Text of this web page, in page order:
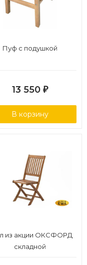
Пуф с подушкой
13 550 ₽
В корзину
из акции ОКСФОРД
складной